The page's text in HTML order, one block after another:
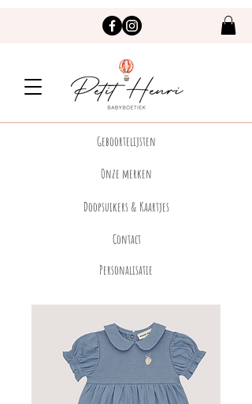
Geboortelijsten
Onze merken
Doopsuikers & Kaartjes
Contact
Personalisatie